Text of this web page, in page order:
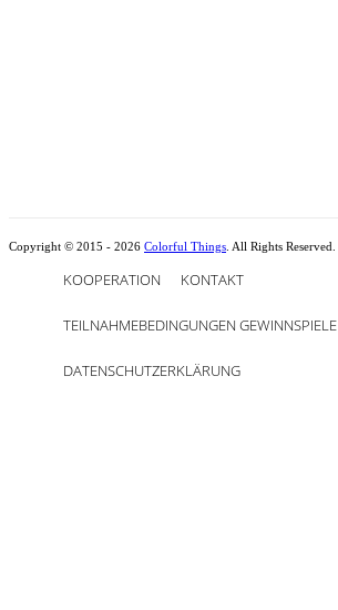
Copyright © 2015 - 2026 Colorful Things . All Rights Reserved.
KOOPERATION KONTAKT
TEILNAHMEBEDINGUNGEN GEWINNSPIELE
DATENSCHUTZERKLÄRUNG